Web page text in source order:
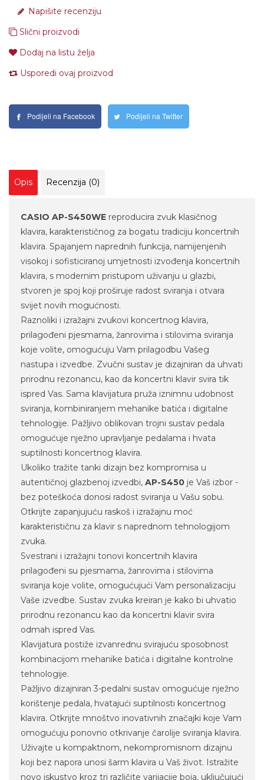
Napišite recenziju
Slični proizvodi
Dodaj na listu želja
Usporedi ovaj proizvod
Podijeli na Facebook Podijeli na Twitter
Opis Recenzija (0)
CASIO AP-S450WE reproducira zvuk klasičnog
klavira, karakterističnog za bogatu tradiciju koncertnih
klavira. Spajanjem naprednih funkcija, namijenjenih
visokoj i sofisticiranoj umjetnosti izvođenja koncertnih
klavira, s modernim pristupom uživanju u glazbi,
stvoren je spoj koji proširuje radost sviranja i otvara
svijet novih mogućnosti.
Raznoliki i izražajni zvukovi koncertnog klavira,
prilagođeni pjesmama, žanrovima i stilovima sviranja
koje volite, omogućuju Vam prilagodbu Vašeg
nastupa i izvedbe. Zvučni sustav je dizajniran da uhvati
prirodnu rezonancu, kao da koncertni klavir svira tik
ispred Vas. Sama klavijatura pruža iznimnu udobnost
sviranja, kombiniranjem mehanike batića i digitalne
tehnologije. Pažljivo oblikovan trojni sustav pedala
omogućuje nježno upravljanje pedalama i hvata
suptilnosti koncertnog klavira.
Ukoliko tražite tanki dizajn bez kompromisa u
autentičnoj glazbenoj izvedbi, AP-S450 je Vaš izbor -
bez poteškoća donosi radost sviranja u Vašu sobu.
Otkrijte zapanjujuću raskoš i izražajnu moć
karakterističnu za klavir s naprednom tehnologijom
zvuka.
Svestrani i izražajni tonovi koncertnih klavira
prilagođeni su pjesmama, žanrovima i stilovima
sviranja koje volite, omogućujući Vam personalizaciju
Vaše izvedbe. Sustav zvuka kreiran je kako bi uhvatio
prirodnu rezonancu kao da koncertni klavir svira
odmah ispred Vas.
Klavijatura postiže izvanrednu svirajuću sposobnost
kombinacijom mehanike batića i digitalne kontrolne
tehnologije.
Pažljivo dizajniran 3-pedalni sustav omogućuje nježno
korištenje pedala, hvatajući suptilnosti koncertnog
klavira. Otkrijte mnoštvo inovativnih značajki koje Vam
omogućuju ponovno otkrivanje čarolije sviranja klavira.
Uživajte u kompaktnom, nekompromisnom dizajnu
koji bez napora unosi šarm klavira u Vaš život. Istražite
novo iskustvo kroz tri različite varijacije boja, uključujući